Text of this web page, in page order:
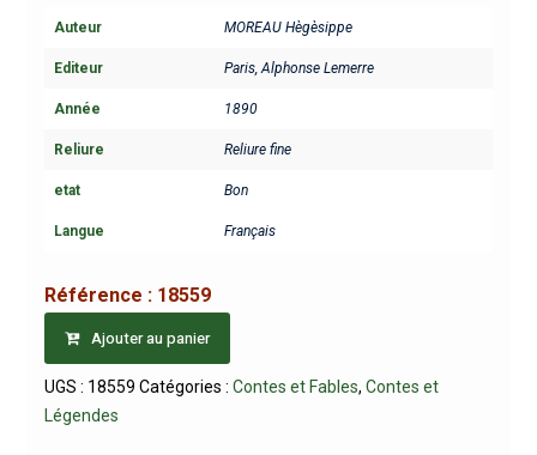
Auteur MOREAU Hègèsippe
Editeur Paris, Alphonse Lemerre
Année 1890
Reliure Reliure fine
etat Bon
Langue Français
Référence : 18559
Ajouter au panier
UGS : 18559 Catégories : Contes et Fables, Contes et
Légendes